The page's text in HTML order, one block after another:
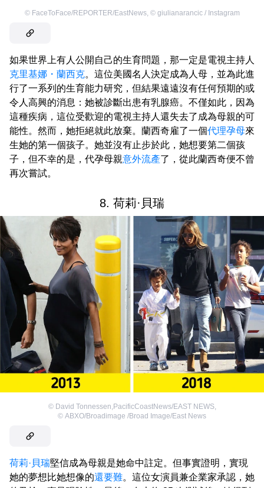
© FaceToFace/REPORTER/EastNews, © giulianarancic / Instagram
如果世界上有人公開自己的生育問題，那一定是電視主持人
克里基娜・蘭西克。這位美國名人決定成為人母，並為此進
行了一系列的生育能力研究，但結果遠遠沒有任何預期的或
令人高興的消息：她被診斷出患有乳腺癌。不僅如此，因為
這種疾病，這位受歡迎的電視主持人還失去了成為母親的可
能性。然而，她拒絕就此放棄。蘭西奇雇了一個代理孕母來
生她的第一個孩子。她並沒有止步於此，她想要第二個孩
子，但不幸的是，代孕母親意外流產了，從此蘭西奇便不曾
再次嘗試。
8. 荷莉·貝瑞
© David Tonnessen,PacificCoastNews/EAST NEWS,
© ABXO/Broadimage /Broad Image/East News
荷莉·貝瑞堅信成為母親是她命中註定。但事實證明，實現
她的夢想比她想像的還要難。這位女演員兼企業家承認，她